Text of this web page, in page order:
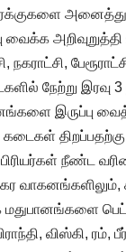
அனைத்து
வைக்க
நேற்று இரவு 3
இருப்பு
திறப்பதற்கு
நீண்ட
வாகனங்களிலும்,
விஸ்கி, ரம்,